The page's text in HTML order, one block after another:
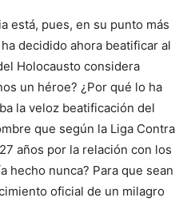
está, pues, en su punto más
decidido ahora beatificar al
Holocausto considera
un héroe? ¿Por qué lo ha
la veloz beatificación del
que según la Liga Contra
años por la relación con los
hecho nunca? Para que sean
oficial de un milagro